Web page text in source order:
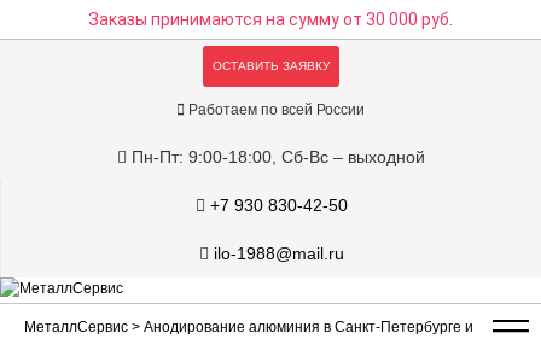
Заказы принимаются на суммуот 30 000 руб.
ОСТАВИТЬ ЗАЯВКУ
Работаем по всей России
Пн-Пт: 9:00-18:00, Сб-Вс – выходной
+7 930 830-42-50
ilo-1988@mail.ru
МеталлСервис > Анодирование алюминия в Санкт-Петербурге и